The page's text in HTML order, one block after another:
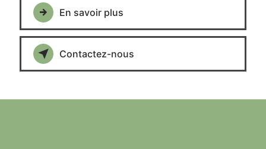
En savoir plus
Contactez-nous